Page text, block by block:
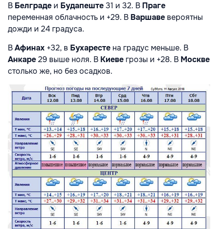
В Белграде и Будапеште31 и 32. В Праге
переменная облачность и +29. В Варшаве вероятны
дожди и 24 градуса.
ВАфинах +32, в Бухаресте на градус меньше. В
Анкаре29 выше ноля. В Киеве грозы и +28. В Москве
столько же, но без осадков.